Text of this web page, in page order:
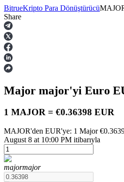
Vadeli İşlemler
USDT Vadeli İşlemleri
BitrueKripto Para Dönüştürücü
Share
Major major'yi Euro
1 MAJOR = €0.36398 EUR
MAJOR'den EUR'ye: 1 Major
August 8 at 10:00 PM itibarıyla
majormajor